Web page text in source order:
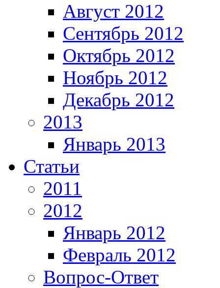
Август 2012
Сентябрь 2012
Октябрь 2012
Ноябрь 2012
Декабрь 2012
2013
Январь 2013
Статьи
2011
2012
Январь 2012
Февраль 2012
Вопрос-Ответ